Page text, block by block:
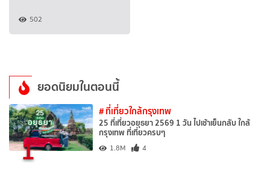
502
ยอดนิยมในตอนนี้
1
# ที่เที่ยวใกล้กรุงเทพ
25 ที่เที่ยวอยุธยา 2569 1 วัน ไปเช้าเย็นกลับ ใกล้
กรุงเทพ ที่เที่ยวครบๆ
1.8M 4